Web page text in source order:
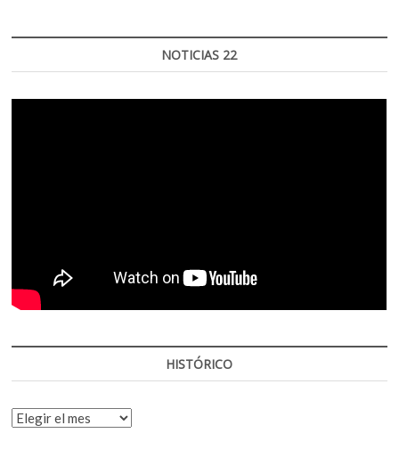
NOTICIAS 22
HISTÓRICO
HISTÓRICO